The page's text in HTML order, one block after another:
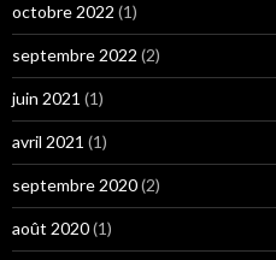
octobre 2022 (1)
septembre 2022 (2)
juin 2021 (1)
avril 2021 (1)
septembre 2020(2)
août 2020(1)